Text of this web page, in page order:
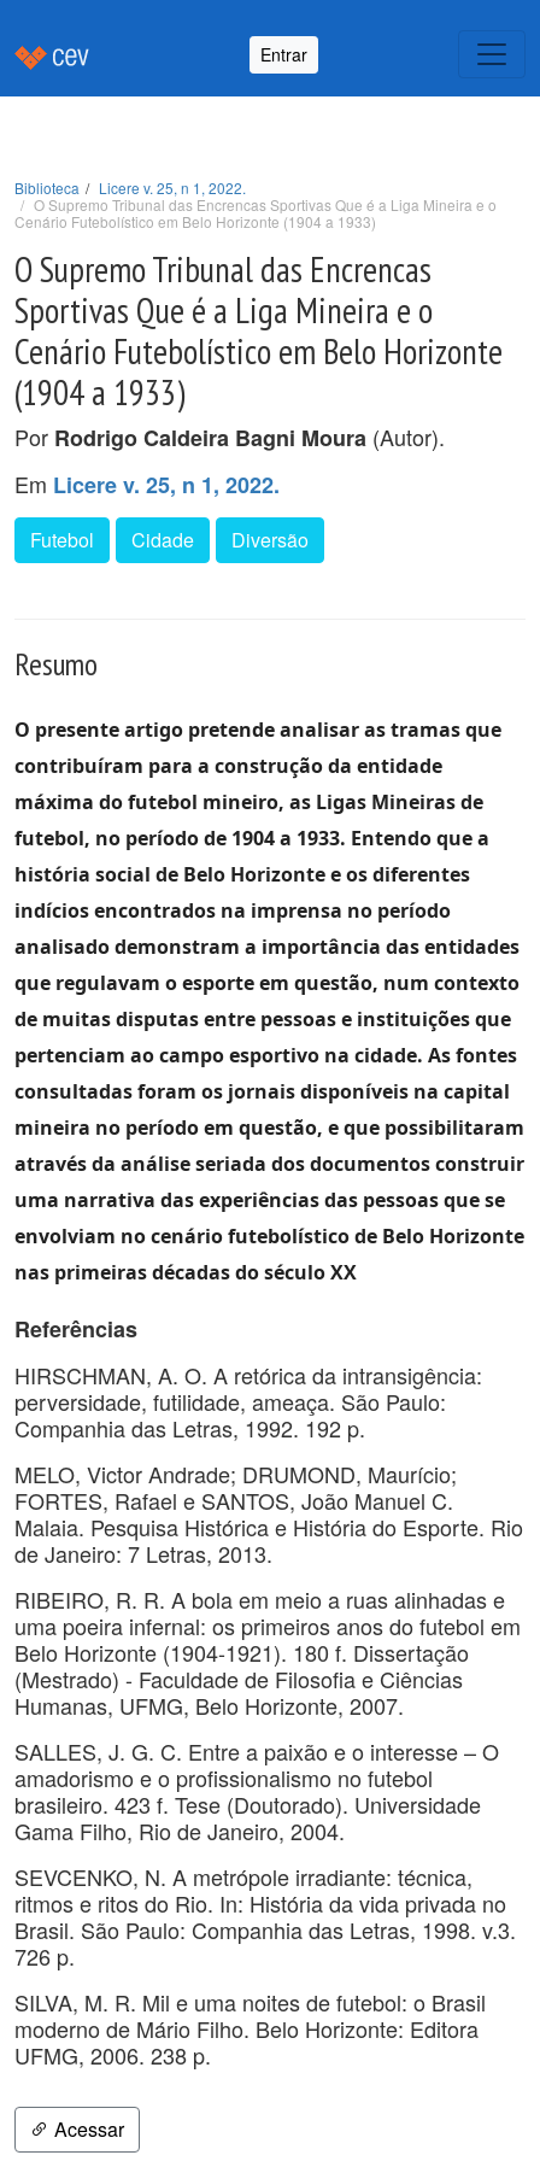
Entrar
Biblioteca
Licere v. 25, n 1, 2022.
O Supremo Tribunal das Encrencas Sportivas Que é a Liga Mineira e o
Cenário Futebolístico em Belo Horizonte (1904 a 1933)
O Supremo Tribunal das Encrencas
Sportivas Que é a Liga Mineira e o
Cenário Futebolístico em Belo Horizonte
(1904 a 1933)
Por Rodrigo Caldeira Bagni Moura (Autor).
Em Licere v. 25, n 1, 2022.
Futebol Cidade Diversão
Resumo
O presente artigo pretende analisar as tramas que
contribuíram para a construção da entidade
máxima do futebol mineiro, as Ligas Mineiras de
futebol, no período de 1904 a 1933. Entendo que a
história social de Belo Horizonte e os diferentes
indícios encontrados na imprensa no período
analisado demonstram a importância das entidades
que regulavam o esporte em questão, num contexto
de muitas disputas entre pessoas e instituições que
pertenciam ao campo esportivo na cidade. As fontes
consultadas foram os jornais disponíveis na capital
mineira no período em questão, e que possibilitaram
através da análise seriada dos documentos construir
uma narrativa das experiências das pessoas que se
envolviam no cenário futebolístico de Belo Horizonte
nas primeiras décadas do século XX
Referências
HIRSCHMAN, A. O. A retórica da intransigência:
perversidade, futilidade, ameaça. São Paulo:
Companhia das Letras, 1992. 192 p.
MELO, Victor Andrade; DRUMOND, Maurício;
FORTES, Rafael e SANTOS, João Manuel C.
Malaia. Pesquisa Histórica e História do Esporte. Rio
de Janeiro: 7 Letras, 2013.
RIBEIRO, R. R. A bola em meio a ruas alinhadas e
uma poeira infernal: os primeiros anos do futebol em
Belo Horizonte (1904-1921). 180 f. Dissertação
(Mestrado) - Faculdade de Filosofia e Ciências
Humanas, UFMG, Belo Horizonte, 2007.
SALLES, J. G. C. Entre a paixão e o interesse – O
amadorismo e o profissionalismo no futebol
brasileiro. 423 f. Tese (Doutorado). Universidade
Gama Filho, Rio de Janeiro, 2004.
SEVCENKO, N. A metrópole irradiante: técnica,
ritmos e ritos do Rio. In: História da vida privada no
Brasil. São Paulo: Companhia das Letras, 1998. v.3.
726 p.
SILVA, M. R. Mil e uma noites de futebol: o Brasil
moderno de Mário Filho. Belo Horizonte: Editora
UFMG, 2006. 238 p.
Acessar